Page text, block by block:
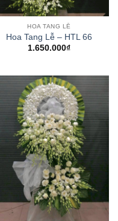
HOA TANG LỄ
Hoa Tang Lễ – HTL 66
1.650.000₫